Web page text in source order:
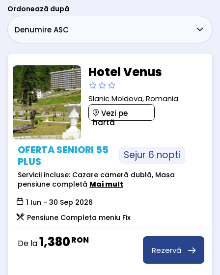
Ordonează după
Hotel Venus
Slanic Moldova, Romania
Vezi pe
hartă
OFERTA SENIORI 55
PLUS
Sejur 6 nopti
Servicii incluse: Cazare cameră dublă, Masa
pensiune completă Mai mult
1 Iun - 30 Sep 2026
Pensiune Completa meniu Fix
De la1,380RON
Rezervă